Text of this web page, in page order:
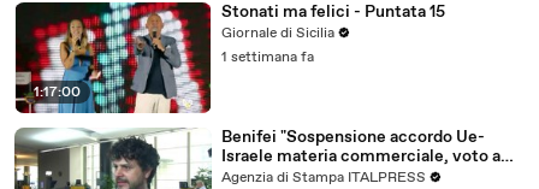
1:17:00
Stonati ma felici - Puntata 15
Giornale di Sicilia
1 settimana fa
Benifei "Sospensione accordo Ue-
Israele materia commerciale, voto a
maggioranza"
Agenzia di Stampa ITALPRESS